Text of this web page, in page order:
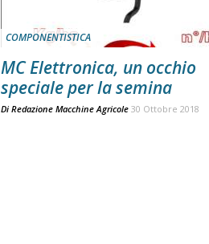
COMPONENTISTICA
MC Elettronica, un occhio
speciale per la semina
Di Redazione Macchine Agricole 30 Ottobre 2018